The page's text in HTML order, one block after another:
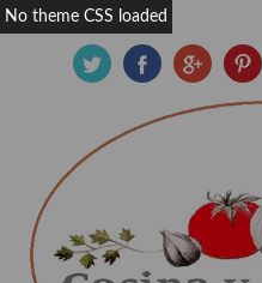
No theme CSS loaded